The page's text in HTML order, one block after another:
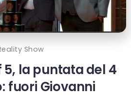
Show
la puntata del 4
fuori Giovanni